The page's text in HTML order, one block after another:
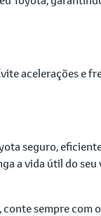
acelerações e
seguro,
a vida útil do
sempre